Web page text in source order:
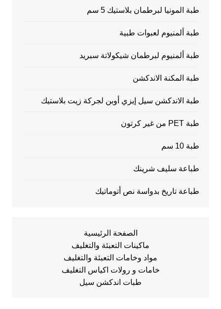
طبة المونيا لبرطمان بلاستيك 5 سم
طبة ألمنيوم لعبوات طبية
طبة ألمنيوم لبرطمان شيكولاتة سبريد
طبة المكنة الاندكشن
طبة الاندكشن سيل إيزي أوبن لجركة زيت بلاستيك
طبة PET من غير كرتون
طبة 10 سم
طباعة سليف شرينك
طباعة تاريخ بدواسة نص أتوماتيك
الصفحة الرئيسية
ماكينات التعبئة والتغليف
مواد وخامات التعبئة والتغليف
خامات و رولات اكياس التغليف
طبات اندكشن سيل